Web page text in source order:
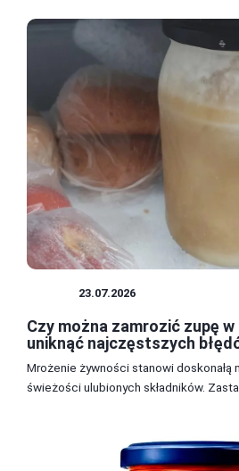
23.07.2026
Czy można zamrozić zupę w
uniknąć najczęstszych
Mrożenie żywności stanowi doskonałą
świeżości ulubionych składników.